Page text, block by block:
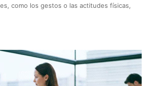
como los gestos o las actitudes físicas,